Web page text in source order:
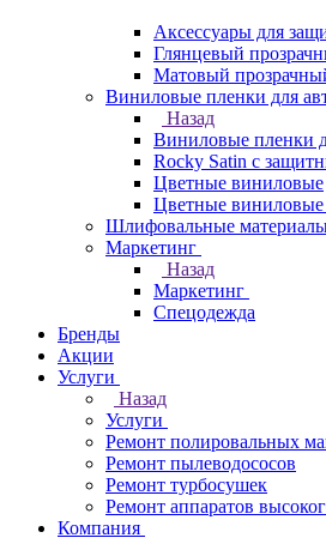
Аксессуары для
Глянцевый
Матовый
Виниловые пленки для
Назад
Виниловые пленки
Rocky Satin с
Цветные виниловые
Цветные
Шлифовальные
Маркетинг
Назад
Маркетинг
Спецодежда
Бренды
Акции
Услуги
Назад
Услуги
Ремонт полировальных
Ремонт пылеводососов
Ремонт турбосушек
Ремонт аппаратов
Компания